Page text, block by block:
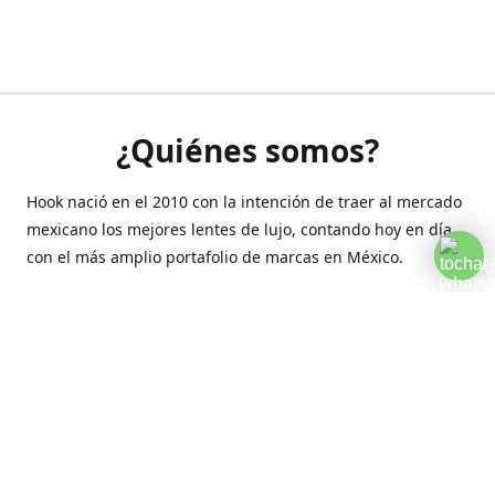
¿Quiénes somos?
Hook nació en el 2010 con la intención de traer al mercado
mexicano los mejores lentes de lujo, contando hoy en día
con el más amplio portafolio de marcas en México.